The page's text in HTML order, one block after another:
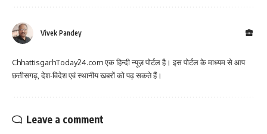
Vivek Pandey
ChhattisgarhToday24.com एक हिन्दी न्यूज़ पोर्टल है। इस पोर्टल के माध्यम से आप
छत्तीसगढ़, देश-विदेश एवं स्थानीय खबरों को पढ़ सकते हैं।
Leave a comment